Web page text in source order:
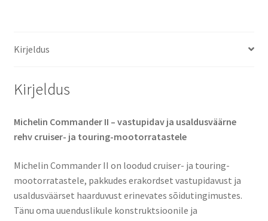
Kirjeldus
Kirjeldus
Michelin Commander II – vastupidav ja usaldusväärne
rehv cruiser- ja touring-mootorratastele​
Michelin Commander II on loodud cruiser- ja touring-
mootorratastele, pakkudes erakordset vastupidavust ja
usaldusväärset haarduvust erinevates sõidutingimustes.
Tänu oma uuenduslikule konstruktsioonile ja